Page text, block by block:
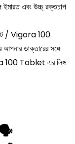
এবং উচ্চ্ রক্তচাপ
/ Vigora 100
ডাক্তারের সঙ্গে
100 Tablet এর লিঙ্গ